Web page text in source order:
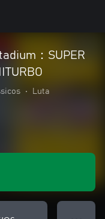
：SUPER
• Luta